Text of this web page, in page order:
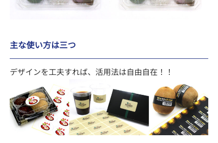
主な使い方は三つ
デザインを工夫すれば、活用法は自由自在！！